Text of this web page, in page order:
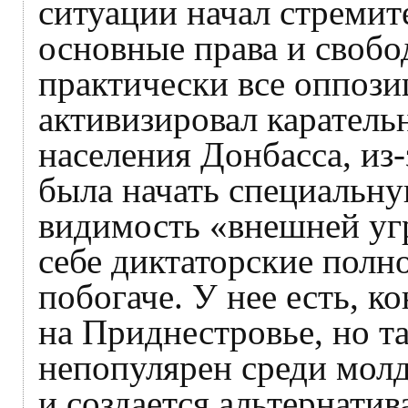
ситуации начал
основные права и
практически все
активизировал
населения Донбасса,
была начать
видимость «внешней
себе диктаторские
побогаче. У нее есть,
на Приднестровье, но
непопулярен среди